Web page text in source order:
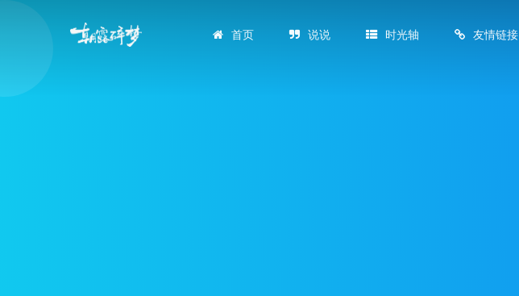
首页 说说 时光轴 友情链接